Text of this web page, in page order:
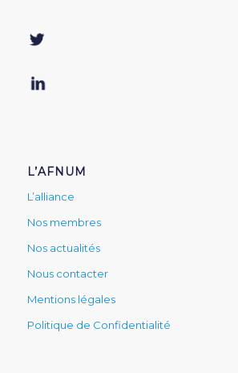
L’AFNUM
L’alliance
Nos membres
Nos actualités
Nous contacter
Mentions légales
Politique de Confidentialité